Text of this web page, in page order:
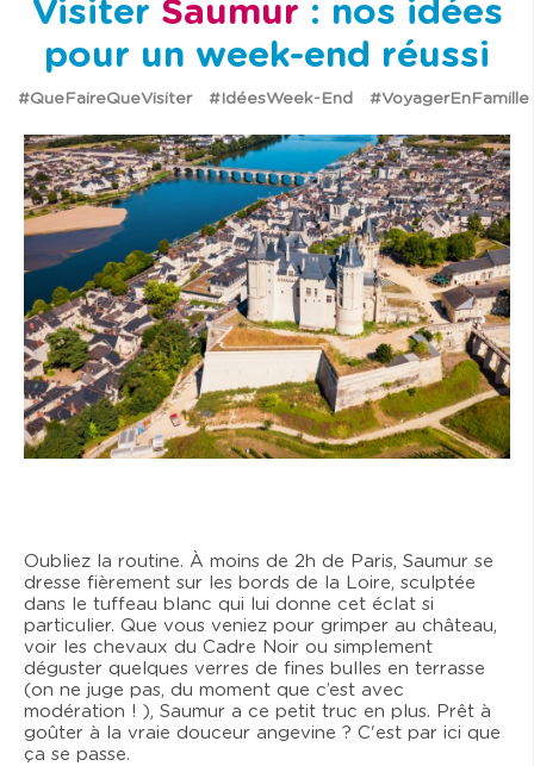
Visiter Saumur : nos idées
pour un week-end réussi
#QueFaireQueVisiter #IdéesWeek-End #VoyagerEnFamille
I
m
a
g
e
Oubliez la routine. À moins de 2h de Paris, Saumur se
dresse fièrement sur les bords de la Loire, sculptée
dans le tuffeau blanc qui lui donne cet éclat si
particulier. Que vous veniez pour grimper au château,
voir les chevaux du Cadre Noir ou simplement
déguster quelques verres de fines bulles en terrasse
(on ne juge pas, du moment que c’est avec
modération ! ), Saumur a ce petit truc en plus. Prêt à
goûter à la vraie douceur angevine ? C'est par ici que
ça se passe.